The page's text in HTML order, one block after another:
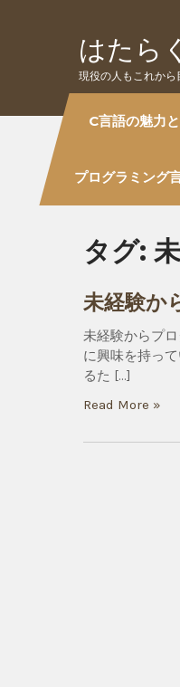
はたら
現役の人もこれか
C言語の魅力
プログラミング
タグ:
未経験か
未経験からプ
に興味を持っ
るた […]
Read More »